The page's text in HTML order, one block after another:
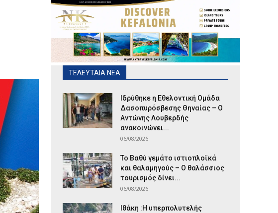
ΤΕΛΕΥΤΑΙΑ ΝΕΑ
Ιδρύθηκε η Εθελοντική Ομάδα
Δασοπυρόσβεσης Θηναίας – Ο
Αντώνης Λουβερδής
ανακοινώνει...
06/08/2026
Το Βαθύ γεμάτο ιστιοπλοϊκά
και θαλαμηγούς – Ο θαλάσσιος
τουρισμός δίνει...
06/08/2026
Ιθάκη :Η υπερπολυτελής